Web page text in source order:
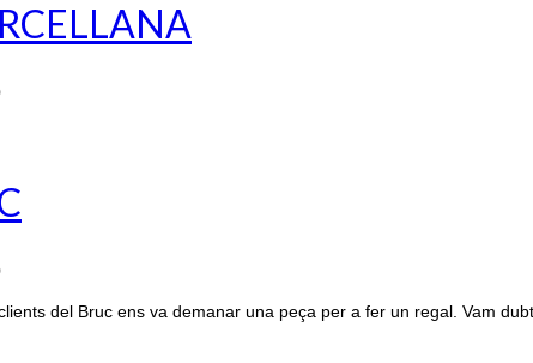
del Bruc ens va demanar una peça per a fer un regal. Vam